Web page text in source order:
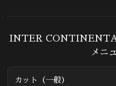
INTER
メニ
カット（一般）